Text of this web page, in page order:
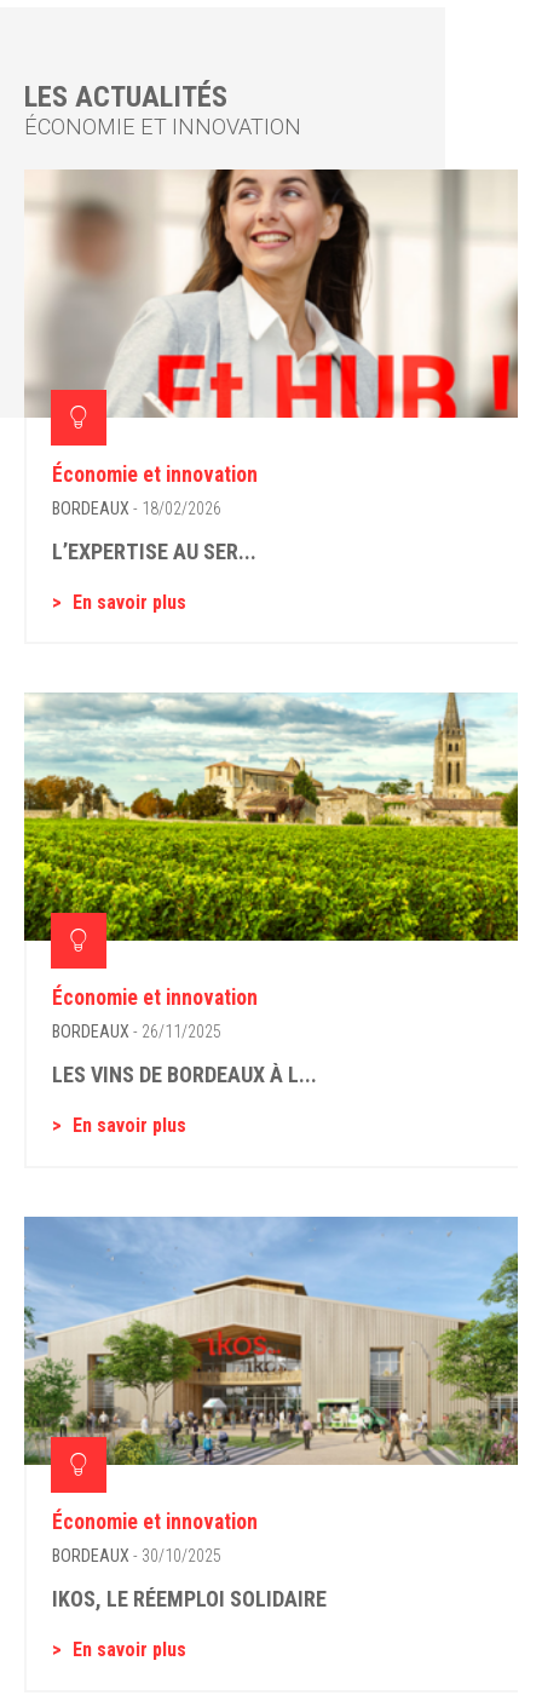
LES ACTUALITÉS
ÉCONOMIE ET INNOVATION
Économie et innovation
BORDEAUX - 18/02/2026
L’EXPERTISE AU SER...
En savoir plus
Économie et innovation
BORDEAUX - 26/11/2025
LES VINS DE BORDEAUX À L...
En savoir plus
Économie et innovation
BORDEAUX - 30/10/2025
IKOS, LE RÉEMPLOI SOLIDAIRE
En savoir plus